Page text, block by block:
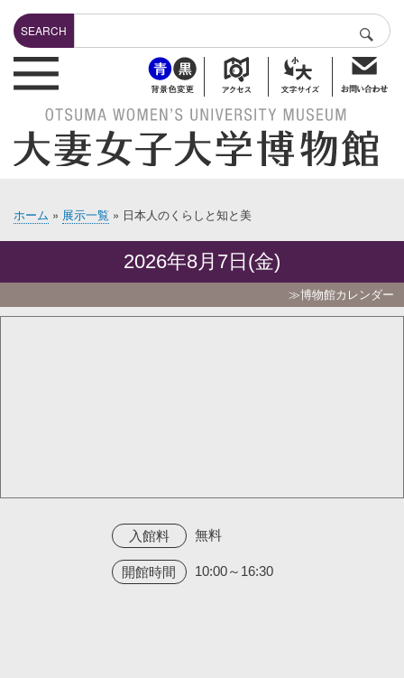
メ
ン
テ
ツ
に
動
検索
SEARCH
header-bottuns
パ
ず
ホーム 展示一覧 日本人のくらしと知と美
2026年8月7日(金)
≫博物館カレンダー
入館料 無料
開館時間 10:00～16:30